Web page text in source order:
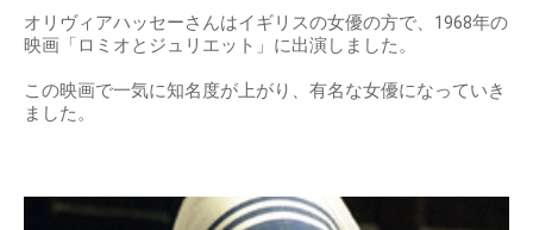
オリヴィアハッセーさんはイギリスの女優の方で、1968年の
映画「ロミオとジュリエット」に出演しました。
この映画で一気に知名度が上がり、有名な女優になっていき
ました。